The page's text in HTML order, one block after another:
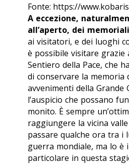
Fonte: https://
A eccezione,
all’aperto, dei memoriali
ai visitatori, e dei luoghi
è possibile visitare grazie
Sentiero della Pace, che
di conservare la memoria
avvenimenti della Grande
l’auspicio che possano
monito. È sempre
raggiungere la vicina valle
passare qualche ora tra i
guerra mondiale, ma lo è
particolare in questa